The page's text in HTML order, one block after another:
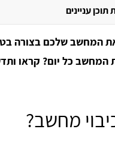
עניינים
את המחשב שלכם בצורה
המחשב כל יום? קראו
מחשב?